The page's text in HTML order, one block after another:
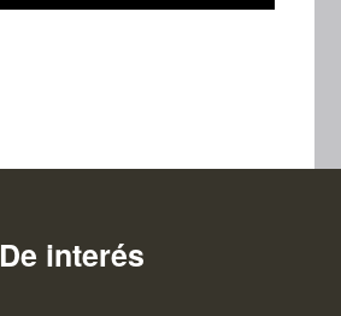
De interés